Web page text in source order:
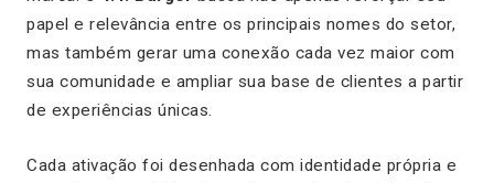
papel e relevância entre os principais nomes do setor,
mas também gerar uma conexão cada vez maior com
sua comunidade e ampliar sua base de clientes a partir
de experiências únicas.
Cada ativação foi desenhada com identidade própria e